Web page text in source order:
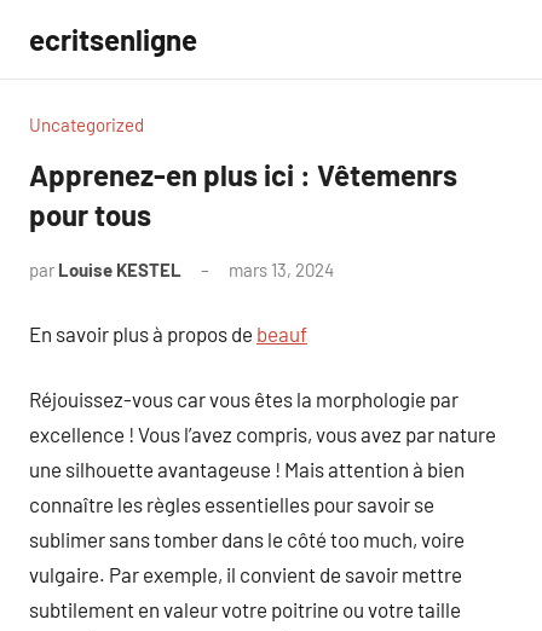
contenu
ecritsenligne
Uncategorized
Apprenez-en plus ici : Vêtemenrs
pour tous
par Louise KESTEL mars 13, 2024
En savoir plus à propos de beauf
Réjouissez-vous car vous êtes la morphologie par
excellence ! Vous l’avez compris, vous avez par nature
une silhouette avantageuse ! Mais attention à bien
connaître les règles essentielles pour savoir se
sublimer sans tomber dans le côté too much, voire
vulgaire. Par exemple, il convient de savoir mettre
subtilement en valeur votre poitrine ou votre taille